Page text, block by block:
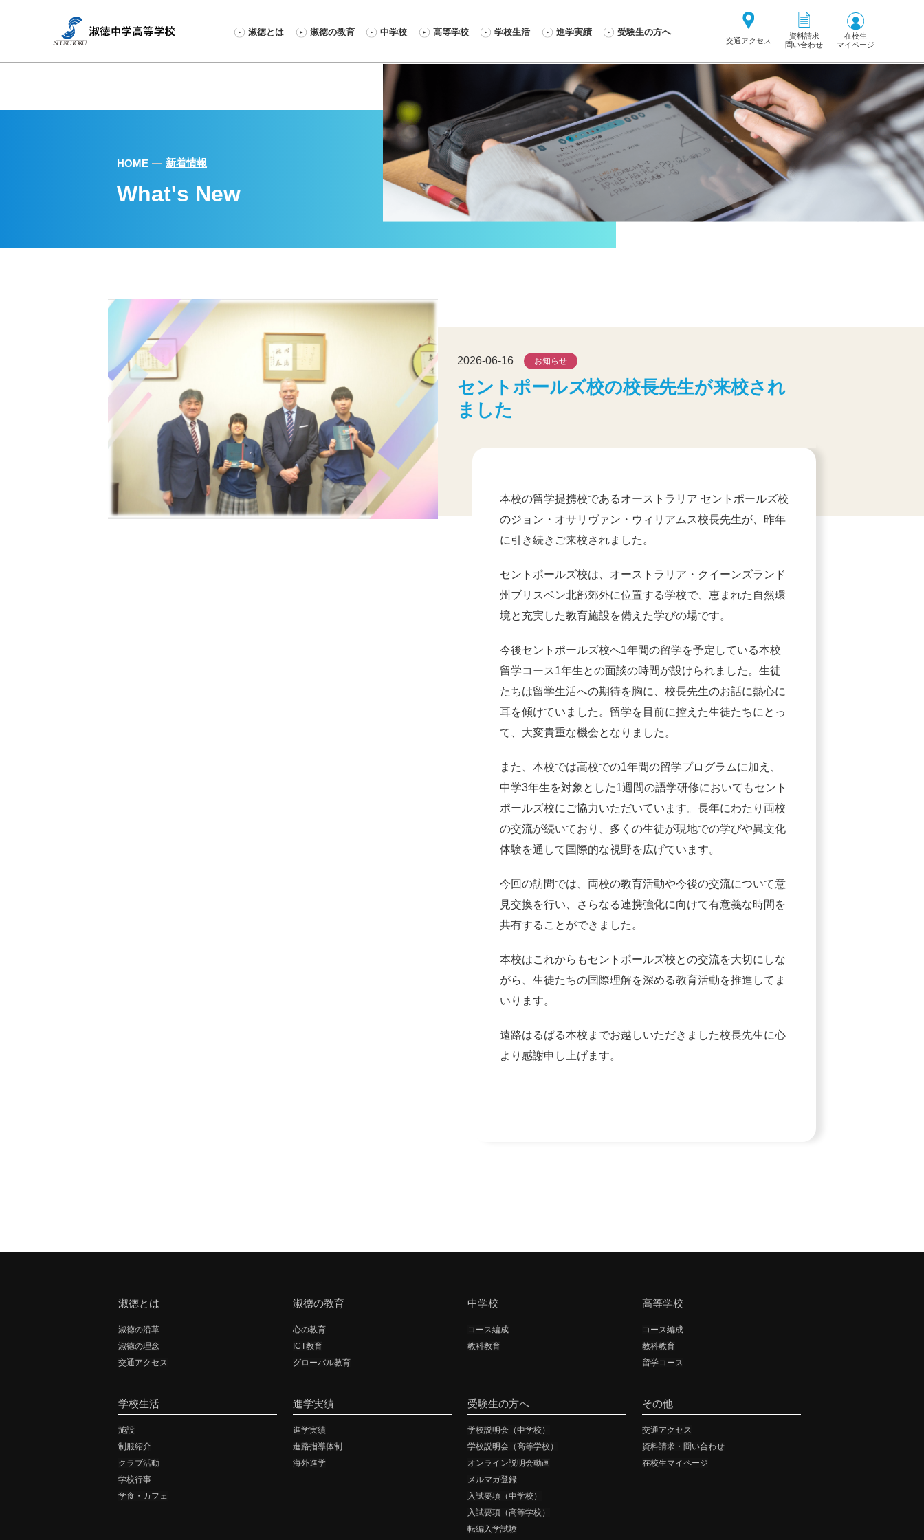
淑徳とは 淑徳の教育 中学校 高等学校 学校生活 進学実績 受験生の方へ
交通アクセス
資料請求
問い合わせ
在校生
マイページ
HOME 新着情報
What's New
2026-06-16 お知らせ
セントポールズ校の校長先生が来校され
ました
本校の留学提携校であるオーストラリア セントポールズ校
のジョン・オサリヴァン・ウィリアムス校長先生が、昨年
に引き続きご来校されました。
セントポールズ校は、オーストラリア・クイーンズランド
州ブリスベン北部郊外に位置する学校で、恵まれた自然環
境と充実した教育施設を備えた学びの場です。
今後セントポールズ校へ1年間の留学を予定している本校
留学コース1年生との面談の時間が設けられました。生徒
たちは留学生活への期待を胸に、校長先生のお話に熱心に
耳を傾けていました。留学を目前に控えた生徒たちにとっ
て、大変貴重な機会となりました。
また、本校では高校での1年間の留学プログラムに加え、
中学3年生を対象とした1週間の語学研修においてもセント
ポールズ校にご協力いただいています。長年にわたり両校
の交流が続いており、多くの生徒が現地での学びや異文化
体験を通して国際的な視野を広げています。
今回の訪問では、両校の教育活動や今後の交流について意
見交換を行い、さらなる連携強化に向けて有意義な時間を
共有することができました。
本校はこれからもセントポールズ校との交流を大切にしな
がら、生徒たちの国際理解を深める教育活動を推進してま
いります。
遠路はるばる本校までお越しいただきました校長先生に心
より感謝申し上げます。
淑徳とは
淑徳の沿革
淑徳の理念
交通アクセス
淑徳の教育
心の教育
ICT教育
グローバル教育
中学校
コース編成
教科教育
高等学校
コース編成
教科教育
留学コース
学校生活
施設
制服紹介
クラブ活動
学校行事
学食・カフェ
進学実績
進学実績
進路指導体制
海外進学
受験生の方へ
学校説明会（中学校）
学校説明会（高等学校）
オンライン説明会動画
メルマガ登録
入試要項（中学校）
入試要項（高等学校）
転編入学試験
その他
交通アクセス
資料請求・問い合わせ
在校生マイページ